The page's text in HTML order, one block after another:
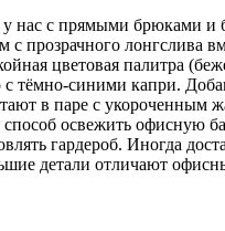
у нас с прямыми брюками
с прозрачного
цветовая палитра
с тёмно-синими капри.
в паре с укороченным
освежить офисную
гардероб. Иногда
детали отличают